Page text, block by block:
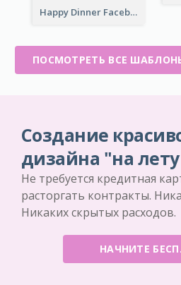
Happy Dinner Facebook Post
ПОСМОТРЕТЬ ВСЕ ШАБЛОНЫ
Создание
дизайна "на лету
Не требуется кредитная
расторгать контракты.
Никаких скрытых расходов.
НАЧНИТЕ